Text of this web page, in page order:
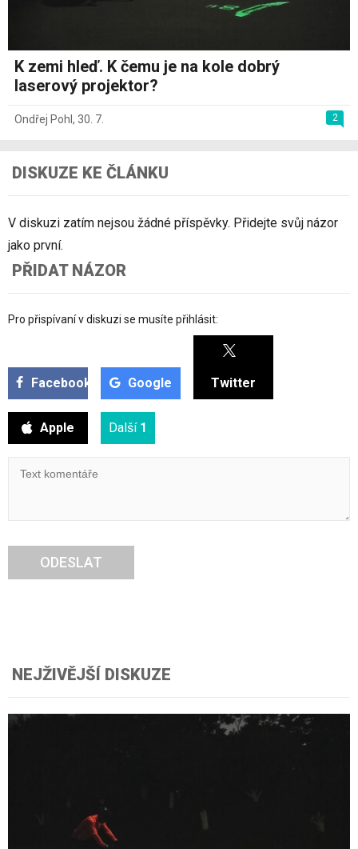
K zemi hleď. K čemu je na kole dobrý
laserový projektor?
2
Ondřej Pohl , 30. 7.
DISKUZE KE ČLÁNKU
V diskuzi zatím nejsou žádné příspěvky. Přidejte svůj názor
jako první.
PŘIDAT NÁZOR
Pro přispívaní v diskuzi se musíte přihlásit:
Facebook Google Twitter
Apple Další 1
ODESLAT
NEJŽIVĚJŠÍ DISKUZE